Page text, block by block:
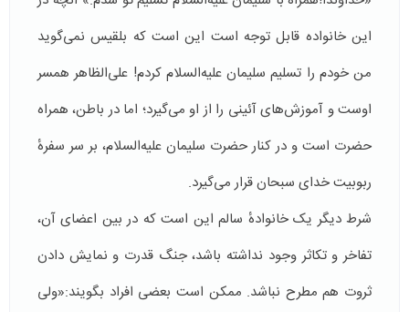
این خانواده قابل توجه است این است که بلقیس نمی‌گوید
من خودم را تسلیم سلیمان علیه‌السلام کردم! علی‌الظاهر همسر
اوست و آموزش‌های آئینی را از او می‌گیرد؛ اما در باطن، همراه
حضرت است و در کنار حضرت سلیمان علیه‌السلام، بر سر سفرهٔ
ربوبیت خدای سبحان قرار می‌گیرد.
شرط دیگر یک خانوادهٔ سالم این است که در بین اعضای آن،
تفاخر و تکاثر وجود نداشته باشد، جنگ قدرت و نمایش دادن
ثروت هم مطرح نباشد. ممکن است بعضی افراد بگویند:«ولی